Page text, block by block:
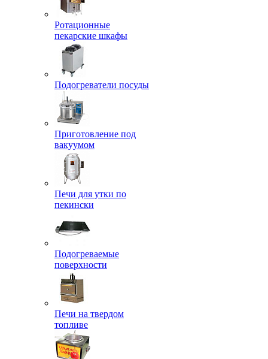
Ротационные
пекарские шкафы
Подогреватели посуды
Приготовление под
вакуумом
Печи для утки по
пекински
Подогреваемые
поверхности
Печи на твердом
топливе